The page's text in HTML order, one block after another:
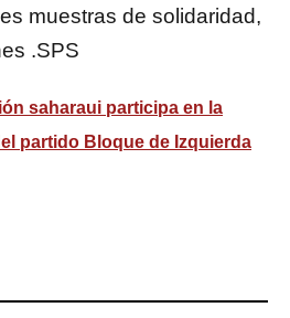
muestras de solidaridad,
.SPS
saharaui participa en la
partido Bloque de Izquierda